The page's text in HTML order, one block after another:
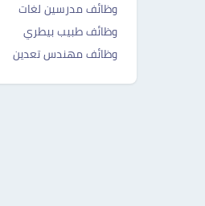
وظائف مدرسين لغات
وظائف طبيب بيطري
وظائف مهندس تعدين